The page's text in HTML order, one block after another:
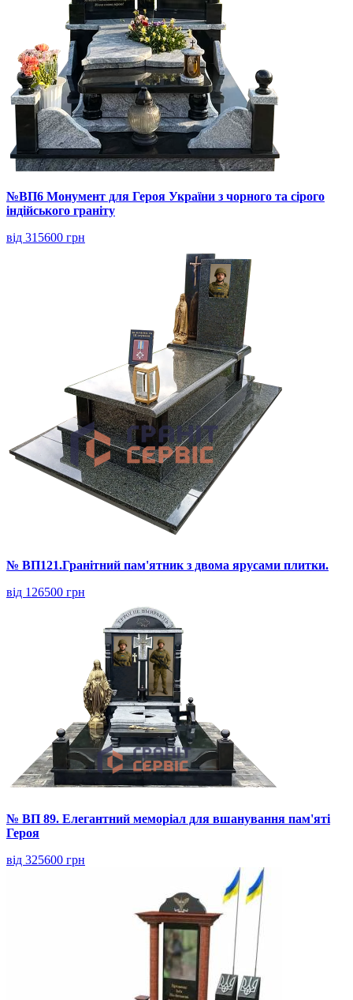
№ВП6 Монумент для Героя України з чорного та сірого
індійського граніту
від 315600 грн
№ ВП121.Гранітний пам'ятник з двома ярусами плитки.
від 126500 грн
№ ВП 89. Елегантний меморіал для вшанування пам'яті
Героя
від 325600 грн